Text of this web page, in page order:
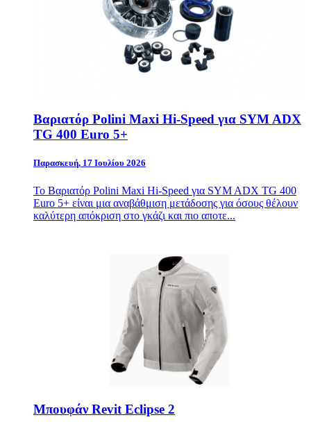
Βαριατόρ Polini Maxi Hi-Speed για SYM ADX
TG 400 Euro 5+
Παρασκευή, 17 Ιουλίου 2026
Το Βαριατόρ Polini Maxi Hi-Speed για SYM ADX TG 400
Euro 5+ είναι μια αναβάθμιση μετάδοσης για όσους θέλουν
καλύτερη απόκριση στο γκάζι και πιο αποτε...
Mπουφάν Revit Eclipse 2